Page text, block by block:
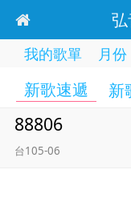
我的歌單 月份
新歌速遞 新
88806
台105-06